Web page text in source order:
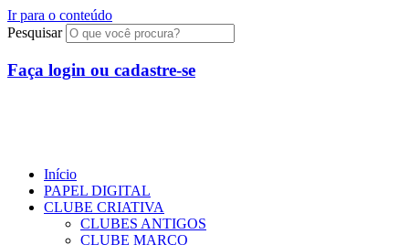
Ir para o conteúdo
Pesquisar
Faça login ou cadastre-se
Início
PAPEL DIGITAL
CLUBE CRIATIVA
CLUBES ANTIGOS
CLUBE MARÇO